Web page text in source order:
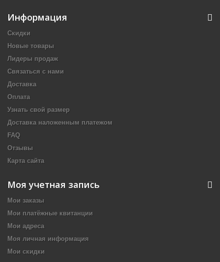
Информация
Скидки
Новые товары
Лидеры продаж
Связаться с нами
Доставка
Оплата
Узнать свой размер
Доставка наложенным платежом
FAQ
Отзывы
Карта сайта
Моя учетная запись
Мои заказы
Мои платёжные квитанции
Мои адреса
Моя личная информация
Мои скидки